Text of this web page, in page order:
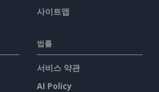
사이트맵
법률
서비스 약관
AI Policy